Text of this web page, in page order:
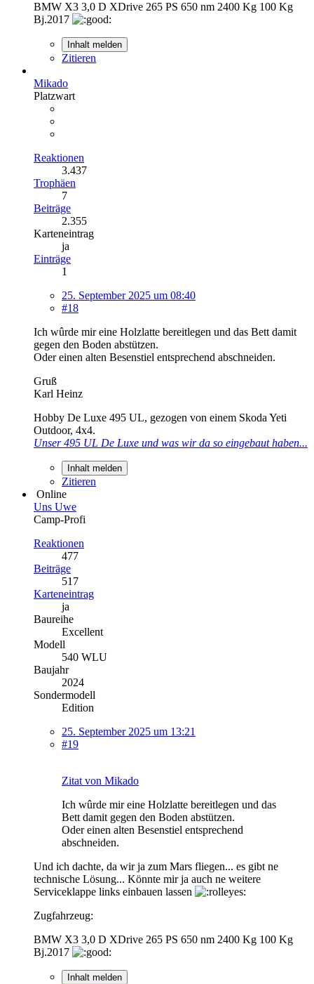
BMW X3 3,0 D XDrive 265 PS 650 nm 2400 Kg 100 Kg
Bj.2017
Inhalt melden
Zitieren
Mikado
Platzwart
Reaktionen
3.437
Trophäen
7
Beiträge
2.355
Karteneintrag
ja
Einträge
1
25. September 2025 um 08:40
#18
Ich wûrde mir eine Holzlatte bereitlegen und das Bett damit
gegen den Boden abstützen.
Oder einen alten Besenstiel entsprechend abschneiden.
Gruß
Karl Heinz
Hobby De Luxe 495 UL, gezogen von einem Skoda Yeti
Outdoor, 4x4.
Unser 495 UL De Luxe und was wir da so eingebaut haben...
Inhalt melden
Zitieren
Online
Uns Uwe
Camp-Profi
Reaktionen
477
Beiträge
517
Karteneintrag
ja
Baureihe
Excellent
Modell
540 WLU
Baujahr
2024
Sondermodell
Edition
25. September 2025 um 13:21
#19
Zitat von Mikado
Ich wûrde mir eine Holzlatte bereitlegen und das
Bett damit gegen den Boden abstützen.
Oder einen alten Besenstiel entsprechend
abschneiden.
Und ich dachte, da wir ja zum Mars fliegen... es gibt ne
technische Lösung... Könnte mir ja auch ne weitere
Serviceklappe links einbauen lassen
Zugfahrzeug:
BMW X3 3,0 D XDrive 265 PS 650 nm 2400 Kg 100 Kg
Bj.2017
Inhalt melden